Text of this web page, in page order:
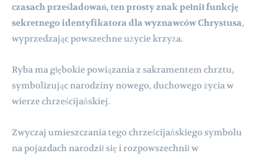
czasach prześladowań, ten prosty znak pełnił funkcję
sekretnego identyfikatora dla wyznawców Chrystusa,
wyprzedzając powszechne użycie krzyża.
Ryba ma głębokie powiązania z sakramentem chrztu,
symbolizując narodziny nowego, duchowego życia w
wierze chrześcijańskiej.
Zwyczaj umieszczania tego chrześcijańskiego symbolu
na pojazdach narodził się i rozpowszechnił w